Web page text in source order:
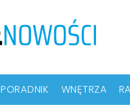
PORADNIK WNĘTRZA